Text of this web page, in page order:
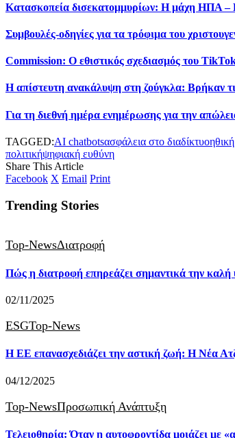
Κατασκοπεία δισεκατομμυρίων: Η μάχη ΗΠΑ –
Συμβουλές-οδηγίες για τα τρόφιμα του
Commission: Ο εθιστικός σχεδιασμός του
Η απίστευτη ανακάλυψη στη ζούγκλα: Βρήκαν
Για τη διεθνή ημέρα ενημέρωσης για την
TAGGED:AI chatbotsασφάλεια στο διαδίκτυο
πολιτικήψηφιακή ευθύνη
Share This Article
Facebook X Email Print
Trending Stories
Top-NewsΔιατροφή
Πώς η διατροφή επηρεάζει σημαντικά την καλή
02/11/2025
ESGTop-News
Η ΕΕ επανασχεδιάζει την αστική ζωή: Η Νέα
04/12/2025
Top-NewsΠροσωπική Ανάπτυξη
Τελειοθηρία: Όταν η αυτοφροντίδα μοιάζει με